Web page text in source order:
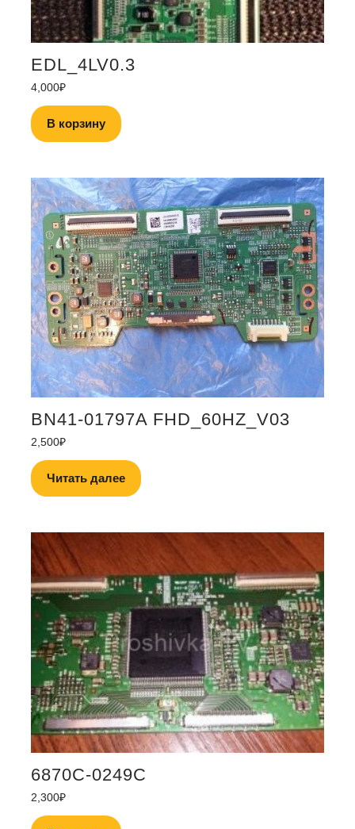
EDL_4LV0.3
4,000₽
В корзину
BN41-01797A FHD_60HZ_V03
2,500₽
Читать далее
6870C-0249C
2,300₽